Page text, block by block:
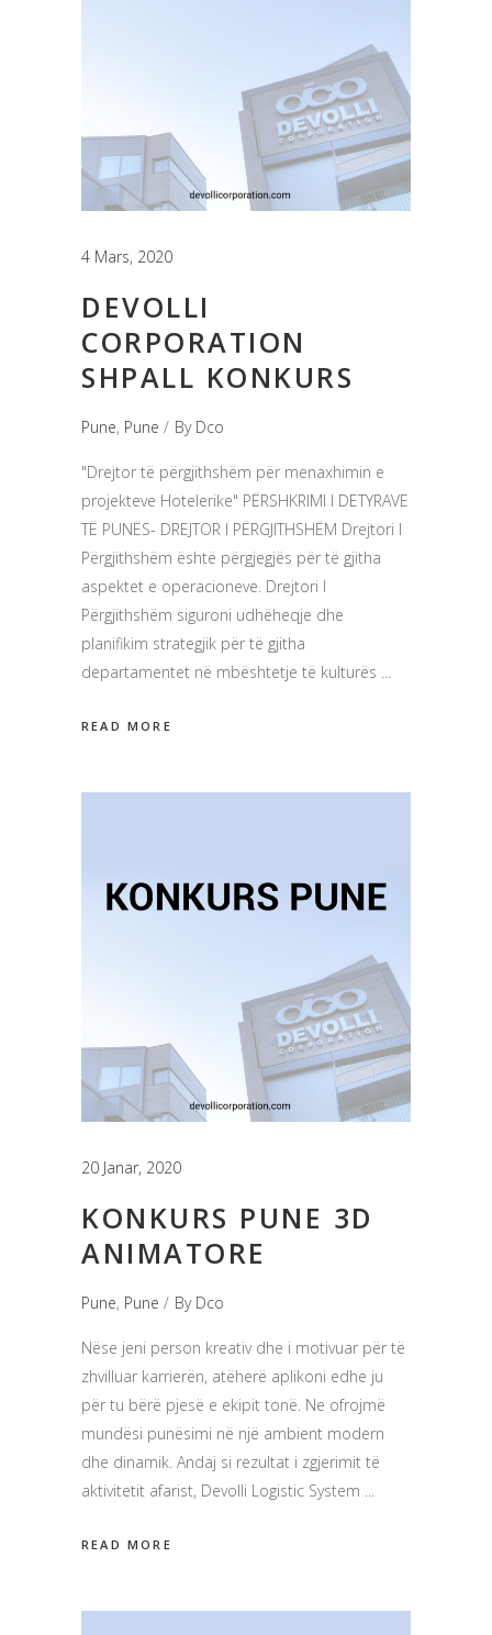
4 Mars, 2020
DEVOLLI
CORPORATION
SHPALL KONKURS
Pune, Pune By Dco
"Drejtor të përgjithshëm për menaxhimin e
projekteve Hotelerike" PËRSHKRIMI I DETYRAVE
TË PUNËS- DREJTOR I PËRGJITHSHËM Drejtori I
Përgjithshëm është përgjegjës për të gjitha
aspektet e operacioneve. Drejtori I
Përgjithshëm siguroni udhëheqje dhe
planifikim strategjik për të gjitha
departamentet në mbështetje të kulturës
READ MORE
20 Janar, 2020
KONKURS PUNE 3D
ANIMATORE
Pune, Pune By Dco
Nëse jeni person kreativ dhe i motivuar për të
zhvilluar karrierën, atëherë aplikoni edhe ju
për tu bërë pjesë e ekipit tonë. Ne ofrojmë
mundësi punësimi në një ambient modern
dhe dinamik. Andaj si rezultat i zgjerimit të
aktivitetit afarist, Devolli Logistic System
READ MORE